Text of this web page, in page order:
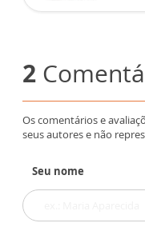
2
Os comentários e
seus autores e não
Seu nome